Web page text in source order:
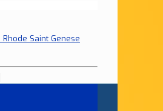
Saint Genese